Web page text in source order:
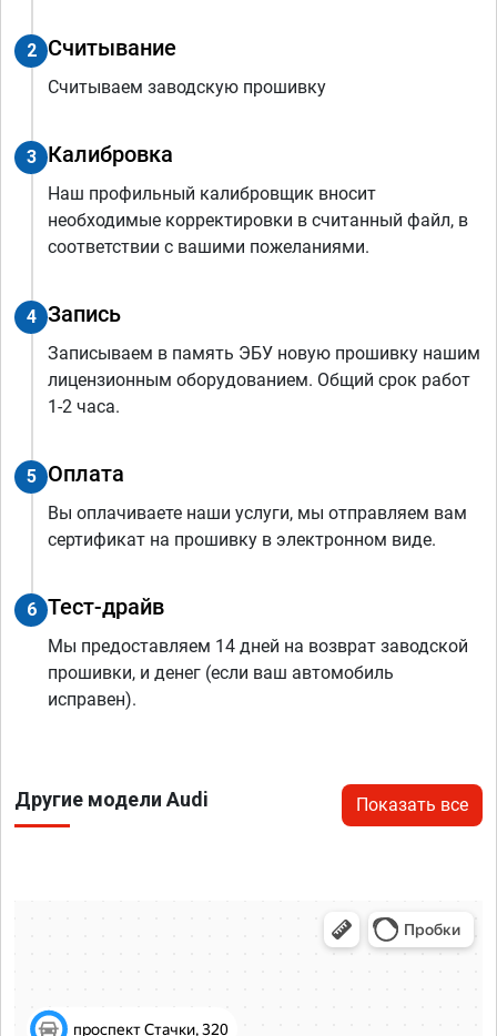
2 Считывание
Считываем заводскую прошивку
3 Калибровка
Наш профильный калибровщик вносит
необходимые корректировки в считанный файл, в
соответствии с вашими пожеланиями.
4 Запись
Записываем в память ЭБУ новую прошивку нашим
лицензионным оборудованием. Общий срок работ
1-2 часа.
5 Оплата
Вы оплачиваете наши услуги, мы отправляем вам
сертификат на прошивку в электронном виде.
6 Тест-драйв
Мы предоставляем 14 дней на возврат заводской
прошивки, и денег (если ваш автомобиль
исправен).
Другие модели Audi Показать все